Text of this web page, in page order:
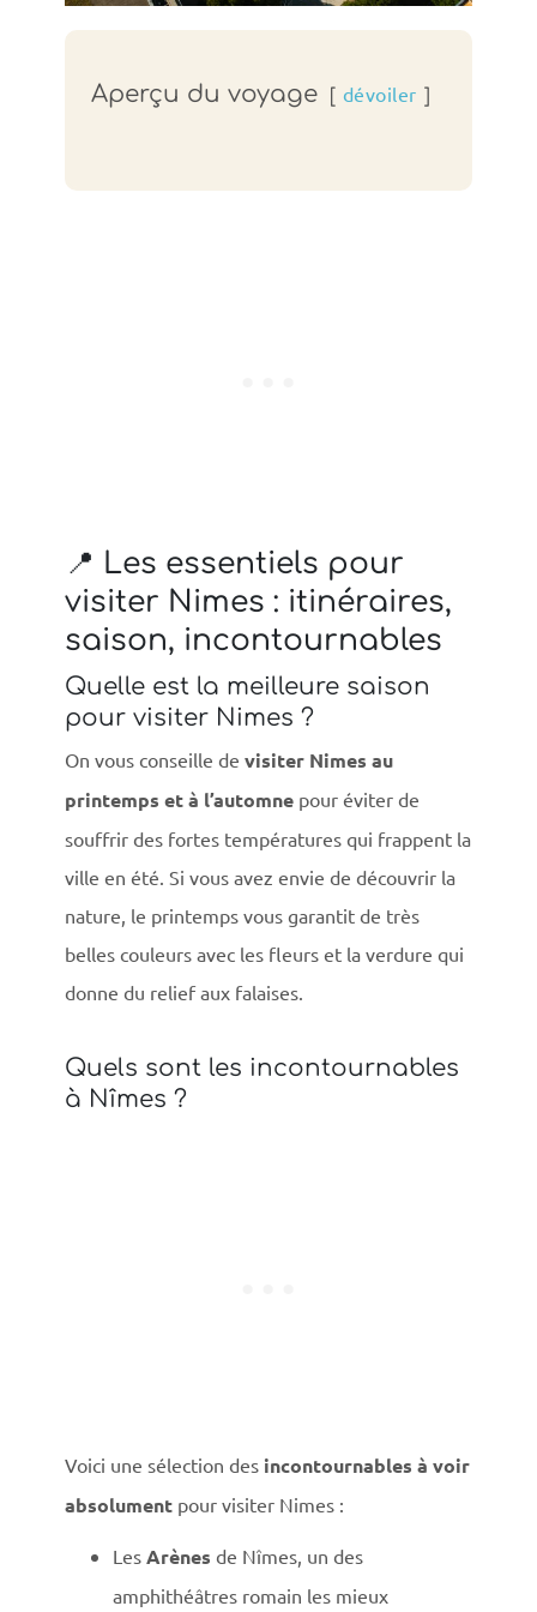
Aperçu du voyage dévoiler
📍 Les essentiels pour
visiter Nimes : itinéraires,
saison, incontournables
Quelle est la meilleure saison
pour visiter Nimes ?
On vous conseille de visiter Nimes au
printemps et à l’automnepour éviter de
souffrir des fortes températures qui frappent la
ville en été. Si vous avez envie de découvrir la
nature, le printemps vous garantit de très
belles couleurs avec les fleurs et la verdure qui
donne du relief aux falaises.
Quels sont les incontournables
à Nîmes ?
Voici une sélection des incontournables à voir
absolumentpour visiter Nimes :
Les Arènes de Nîmes, un des
amphithéâtres romain les mieux